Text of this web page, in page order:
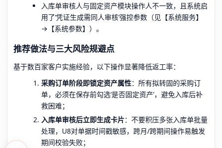
入库单审核人与固定资产模块操作人不一致，且系统启
用了‘凭证生成需同人审核’强控参数（见【系统服务】
→【系统参数】）。
推荐做法与三大风险规避点
基于数百家客户实施经验，以下操作显著降低返工率：
采购订单阶段即锁定资产属性：所有拟转固的采购订
单，必须在保存前勾选‘是否固定资产’，避免入库后补
救困难；
入库单审核后立即生成卡片：不要积压多张入库单批量
处理，U8对单据时间戳敏感，跨月/跨期间操作易触发
期间校验失败；